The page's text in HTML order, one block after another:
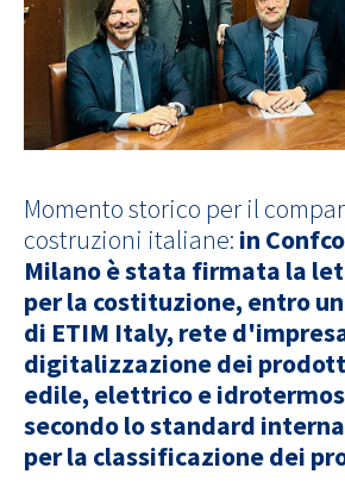
Momento storico per il
costruzioni italiane: in
Milano è stata firmata la
per la costituzione, entro
di ETIM Italy, rete
digitalizzazione dei
edile, elettrico e
secondo lo standard
per la classificazione dei